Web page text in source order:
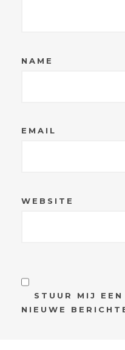
NAME
EMAIL
WEBSITE
STUUR MIJ
NIEUWE